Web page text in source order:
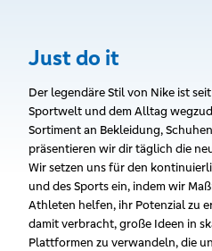
Just do it
Der legendäre Stil von Nike ist
Sportwelt und dem Alltag
Sortiment an Bekleidung,
präsentieren wir dir täglich die
Wir setzen uns für den
und des Sports ein, indem wir
Athleten helfen, ihr Potenzial zu
damit verbracht, große Ideen in
Plattformen zu verwandeln, die